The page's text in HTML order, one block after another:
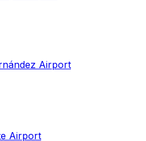
Airport
Airport